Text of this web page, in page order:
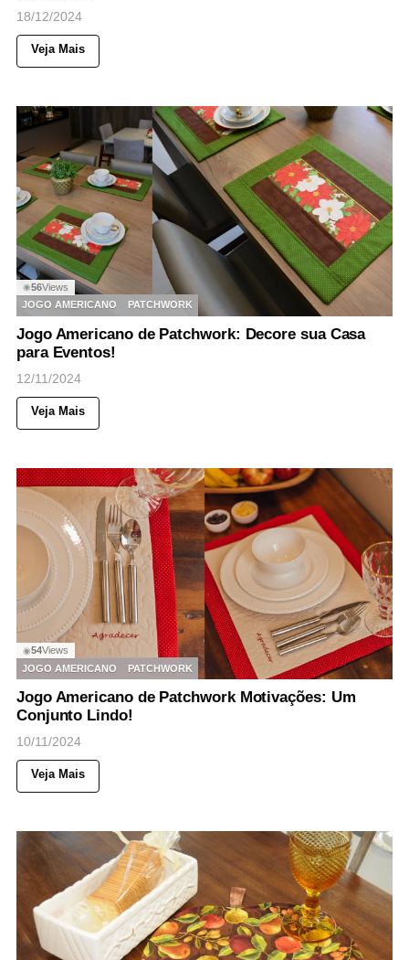
18/12/2024
Veja Mais
◉56Views
JOGO AMERICANO
PATCHWORK
Jogo Americano de Patchwork: Decore sua Casa
para Eventos!
12/11/2024
Veja Mais
◉54Views
JOGO AMERICANO
PATCHWORK
Jogo Americano de Patchwork Motivações: Um
Conjunto Lindo!
10/11/2024
Veja Mais